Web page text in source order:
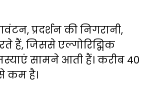
प्रदर्शन की निगरानी,
हैं, जिससे एल्गोरिद्मिक
सामने आती हैं। करीब 40
कम है।